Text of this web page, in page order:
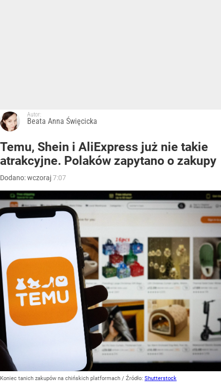
Autor:
Beata Anna Święcicka
Temu, Shein i AliExpress już nie takie
atrakcyjne. Polaków zapytano o zakupy
Dodano:wczoraj7:07
Koniec tanich zakupów na chińskich platformach / Źródło: Shutterstock